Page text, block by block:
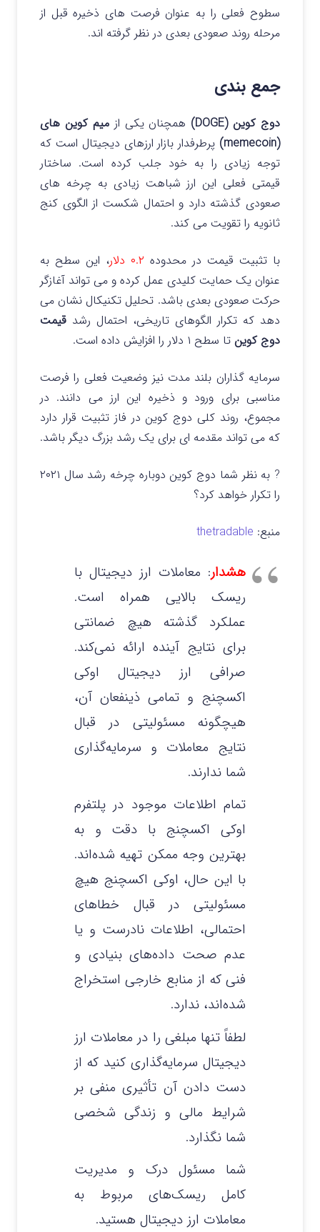
سطوح فعلی را به عنوان فرصت های ذخیره قبل از
مرحله روند صعودی بعدی در نظر گرفته اند.
جمع بندی
دوج کوین (DOGE) همچنان یکی ازمیم کوین های
(memecoin)
پرطرفدار بازار ارزهای دیجیتال است که
توجه زیادی را به خود جلب کرده است. ساختار
قیمتی فعلی این ارز شباهت زیادی به چرخه های
صعودی گذشته دارد و احتمال شکست از الگوی کنج
ثانویه را تقویت می کند.
با تثبیت قیمت در محدوده
، این سطح به
عنوان یک حمایت کلیدی عمل کرده و می تواند آغازگر
حرکت صعودی بعدی باشد. تحلیل تکنیکال نشان می
دهد که تکرار الگوهای تاریخی، احتمال رشد قیمت
دوج کوین تا سطح ۱ دلار را افزایش داده است.
سرمایه گذاران بلند مدت نیز وضعیت فعلی را فرصت
مناسبی برای ورود و ذخیره این ارز می دانند. در
مجموع، روند کلی دوج کوین در فاز تثبیت قرار دارد
که می تواند مقدمه ای برای یک رشد بزرگ دیگر باشد.
? به نظر شما دوج کوین دوباره چرخه رشد سال ۲۰۲۱
را تکرار خواهد کرد؟
منبع: thetradable
هشدار: معاملات ارز دیجیتال با
ریسک بالایی همراه است.
عملکرد گذشته هیچ ضمانتی
برای نتایج آینده ارائه نمی‌کند.
صرافی ارز دیجیتال اوکی
اکسچنج و تمامی ذینفعان آن،
هیچگونه مسئولیتی در قبال
نتایج معاملات و سرمایه‌گذاری
شما ندارند.
تمام اطلاعات موجود در پلتفرم
اوکی اکسچنج با دقت و به
بهترین وجه ممکن تهیه شده‌اند.
با این حال، اوکی اکسچنج هیچ
مسئولیتی در قبال خطاهای
احتمالی، اطلاعات نادرست و یا
عدم صحت داده‌های بنیادی و
فنی که از منابع خارجی استخراج
شده‌اند، ندارد.
لطفاً تنها مبلغی را در معاملات ارز
دیجیتال سرمایه‌گذاری کنید که از
دست دادن آن تأثیری منفی بر
شرایط مالی و زندگی شخصی
شما نگذارد.
شما مسئول درک و مدیریت
کامل ریسک‌های مربوط به
معاملات ارز دیجیتال هستید.